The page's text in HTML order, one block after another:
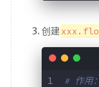
创建
# 作用：